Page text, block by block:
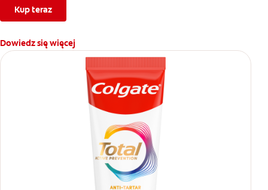
godzinną ochronę antybakteryjną¹ i unikalny² system, który
stabilizuje aktywny składnik, zaprojektowany z myślą o
wyższej⁴ skuteczności.
Czyli dokładnie to, czego potrzebujesz, aby chronić swój
Opatentowana² technologia prewencyjna w paście do zębów
Colgate Total Active Prevention Original nie tylko czyści, ale też
pomaga w 8 problemach jamy ustnej:
Kup teraz
Dowiedz się więcej